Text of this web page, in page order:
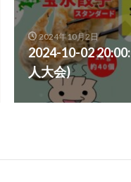
2024年10月2日
2024-10-02
人大会)